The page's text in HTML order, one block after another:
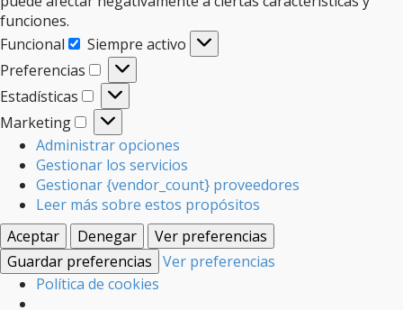
funciones.
Funcional
Funcional
Siempre activo
Preferencias
Preferencias
Estadísticas
Estadísticas
Marketing
Marketing
Administrar opciones
Gestionar los servicios
Gestionar {vendor_count} proveedores
Leer más sobre estos propósitos
Aceptar
Denegar
Ver preferencias
Guardar preferencias Ver preferencias
Política de cookies